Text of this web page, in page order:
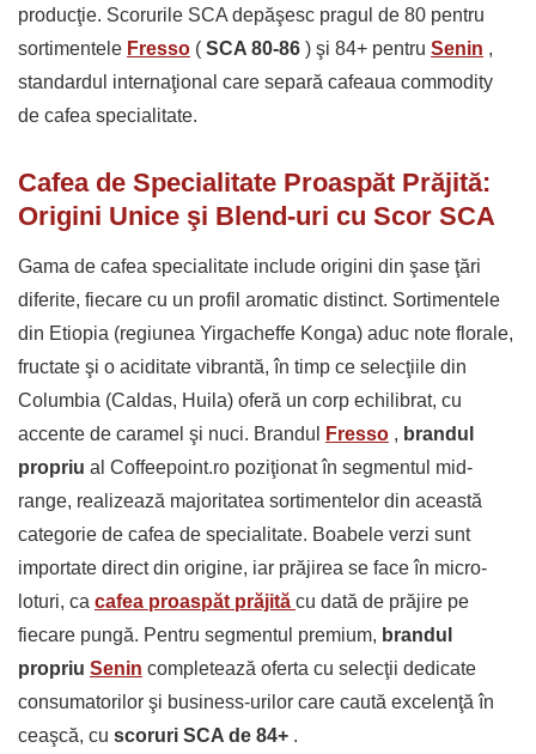
producţie. Scorurile SCA depăşesc pragul de 80 pentru
sortimentele Fresso ( SCA 80-86 ) şi 84+ pentru Senin ,
standardul internaţional care separă cafeaua commodity
de cafea specialitate.
Cafea de Specialitate Proaspăt Prăjită:
Origini Unice şi Blend-uri cu Scor SCA
Gama de cafea specialitate include origini din şase ţări
diferite, fiecare cu un profil aromatic distinct. Sortimentele
din Etiopia (regiunea Yirgacheffe Konga) aduc note florale,
fructate şi o aciditate vibrantă, în timp ce selecţiile din
Columbia (Caldas, Huila) oferă un corp echilibrat, cu
accente de caramel şi nuci. Brandul
Fresso , brandul
propriu al Coffeepoint.ro poziţionat în segmentul mid-
range, realizează majoritatea sortimentelor din această
categorie de cafea de specialitate. Boabele verzi sunt
importate direct din origine, iar prăjirea se face în micro-
loturi, ca cafea proaspăt prăjită cu dată de prăjire pe
fiecare pungă. Pentru segmentul premium, brandul
propriu Senin completează oferta cu selecţii dedicate
consumatorilor şi business-urilor care caută excelenţă în
ceaşcă, cu scoruri SCA de 84+ .